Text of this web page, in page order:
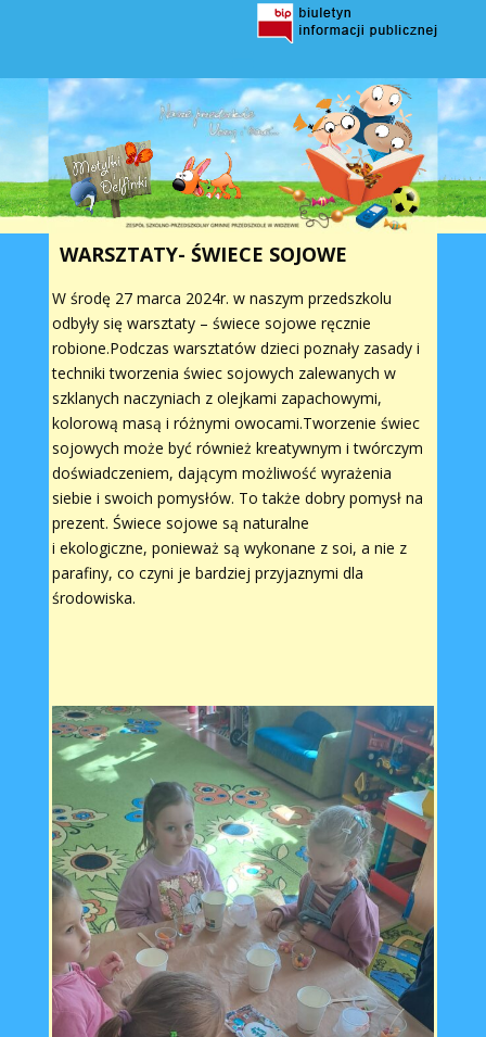
WARSZTATY- ŚWIECE SOJOWE
W środę 27 marca 2024r. w naszym przedszkolu
odbyły się warsztaty – świece sojowe ręcznie
robione.Podczas warsztatów dzieci poznały zasady i
techniki tworzenia świec sojowych zalewanych w
szklanych naczyniach z olejkami zapachowymi,
kolorową masą i różnymi owocami.Tworzenie świec
sojowych może być również kreatywnym i twórczym
doświadczeniem, dającym możliwość wyrażenia
siebie i swoich pomysłów. To także dobry pomysł na
prezent. Świece sojowe są naturalne
i ekologiczne, ponieważ są wykonane z soi, a nie z
parafiny, co czyni je bardziej przyjaznymi dla
środowiska.